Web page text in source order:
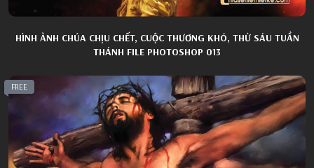
HÌNH ẢNH CHÚA CHỊU CHẾT, CUỘC THƯƠNG KHÓ, THỨ SÁU TUẦN
THÁNH FILE PHOTOSHOP 013
FREE